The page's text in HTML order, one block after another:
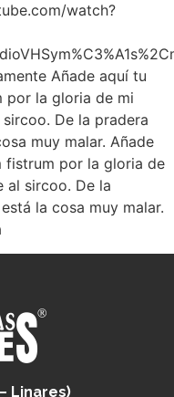
watch?
Añade aquí tu
por la gloria de mi
De la pradera
muy malar. Añade
fistrum por la gloria de
al sircoo. De la
la cosa muy malar.
Linares)